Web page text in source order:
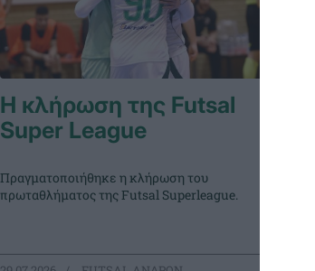
Η κλήρωση της Futsal
Super League
Πραγματοποιήθηκε η κλήρωση του
πρωταθλήματος της Futsal Superleague.